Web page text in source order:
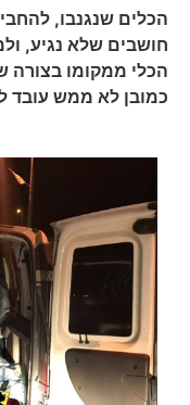
הכלים שנגנבו,
חושבים שלא נגיע,
הכלי ממקומו
כמובן לא ממש עובד